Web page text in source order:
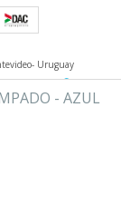
- AZUL
Uruguay